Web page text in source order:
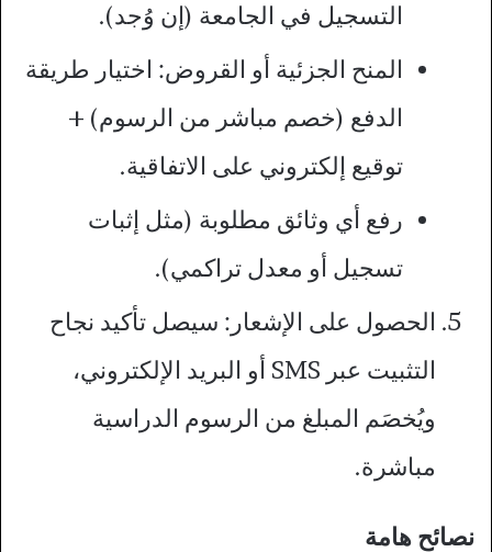
التسجيل في الجامعة (إن وُجد).
المنح الجزئية أو القروض: اختيار طريقة
الدفع (خصم مباشر من الرسوم) +
توقيع إلكتروني على الاتفاقية.
رفع أي وثائق مطلوبة (مثل إثبات
تسجيل أو معدل تراكمي).
الحصول على الإشعار: سيصل تأكيد نجاح
التثبيت عبر SMS أو البريد الإلكتروني،
ويُخصَم المبلغ من الرسوم الدراسية
مباشرة.​
نصائح هامة